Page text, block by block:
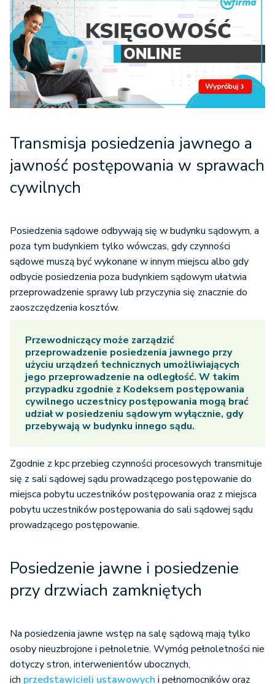
Transmisja posiedzenia jawnego a
jawność postępowania w sprawach
cywilnych
Posiedzenia sądowe odbywają się w budynku sądowym, a
poza tym budynkiem tylko wówczas, gdy czynności
sądowe muszą być wykonane w innym miejscu albo gdy
odbycie posiedzenia poza budynkiem sądowym ułatwia
przeprowadzenie sprawy lub przyczynia się znacznie do
zaoszczędzenia kosztów.
Przewodniczący może zarządzić
przeprowadzenie posiedzenia jawnego przy
użyciu urządzeń technicznych umożliwiających
jego przeprowadzenie na odległość. W takim
przypadku zgodnie z Kodeksem postępowania
cywilnego uczestnicy postępowania mogą brać
udział w posiedzeniu sądowym wyłącznie, gdy
przebywają w budynku innego sądu.
Zgodnie z kpc przebieg czynności procesowych transmituje
się z sali sądowej sądu prowadzącego postępowanie do
miejsca pobytu uczestników postępowania oraz z miejsca
pobytu uczestników postępowania do sali sądowej sądu
prowadzącego postępowanie.
Posiedzenie jawne i posiedzenie
przy drzwiach zamkniętych
Na posiedzenia jawne wstęp na salę sądową mają tylko
osoby nieuzbrojone i pełnoletnie. Wymóg pełnoletności nie
dotyczy stron, interwenientów ubocznych,
ich przedstawicieli ustawowych i pełnomocników oraz